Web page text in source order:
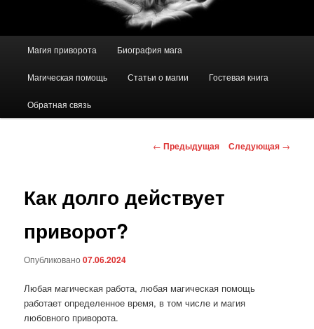
Магия приворота Биография мага
Магическая помощь Статьи о магии Гостевая книга
Обратная связь
Навигация
← Предыдущая Следующая →
Как долго действует
приворот?
Опубликовано07.06.2024
Любая магическая работа, любая магическая помощь
работает определенное время, в том числе и магия
любовного приворота.